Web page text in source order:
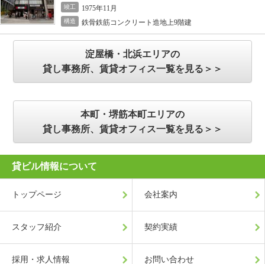
竣工 1975年11月
構造 鉄骨鉄筋コンクリート造地上9階建
淀屋橋・北浜エリアの
貸し事務所、賃貸オフィス一覧を見る＞＞
本町・堺筋本町エリアの
貸し事務所、賃貸オフィス一覧を見る＞＞
貸ビル情報について
トップページ 会社案内
スタッフ紹介 契約実績
採用・求人情報 お問い合わせ